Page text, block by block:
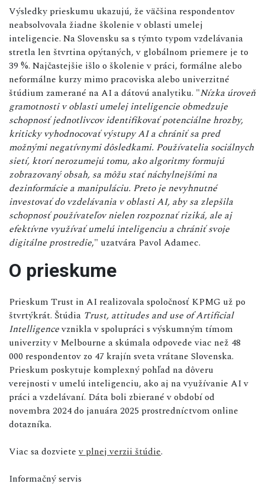
Výsledky prieskumu ukazujú, že väčšina respondentov
neabsolvovala žiadne školenie v oblasti umelej
inteligencie. Na Slovensku sa s týmto typom vzdelávania
stretla len štvrtina opýtaných, v globálnom priemere je to
39 %. Najčastejšie išlo o školenie v práci, formálne alebo
neformálne kurzy mimo pracoviska alebo univerzitné
štúdium zamerané na AI a dátovú analytiku. "Nízka úroveň
gramotnosti v oblasti umelej inteligencie obmedzuje
schopnosť jednotlivcov identifikovať potenciálne hrozby,
kriticky vyhodnocovať výstupy AI a chrániť sa pred
možnými negatívnymi dôsledkami. Používatelia sociálnych
sietí, ktorí nerozumejú tomu, ako algoritmy formujú
zobrazovaný obsah, sa môžu stať náchylnejšími na
dezinformácie a manipuláciu. Preto je nevyhnutné
investovať do vzdelávania v oblasti AI, aby sa zlepšila
schopnosť používateľov nielen rozpoznať riziká, ale aj
efektívne využívať umelú inteligenciu a chrániť svoje
digitálne prostredie," uzatvára Pavol Adamec.
O prieskume
Prieskum Trust in AI realizovala spoločnosť KPMG už po
štvrtýkrát. Štúdia Trust, attitudes and use of Artificial
Intelligencevznikla v spolupráci s výskumným tímom
univerzity v Melbourne a skúmala odpovede viac než 48
000 respondentov zo 47 krajín sveta vrátane Slovenska.
Prieskum poskytuje komplexný pohľad na dôveru
verejnosti v umelú inteligenciu, ako aj na využívanie AI v
práci a vzdelávaní. Dáta boli zbierané v období od
novembra 2024 do januára 2025 prostredníctvom online
dotazníka.
Viac sa dozvietev plnej verzii štúdie.
Informačný servis